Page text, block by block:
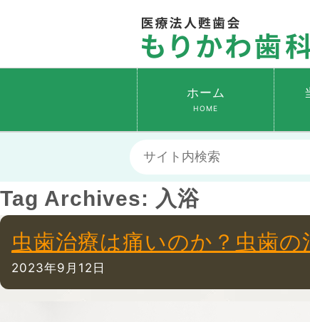
ホーム
HOME
Tag Archives: 入浴
虫歯治療は痛いのか？虫歯の
2023年9月12日